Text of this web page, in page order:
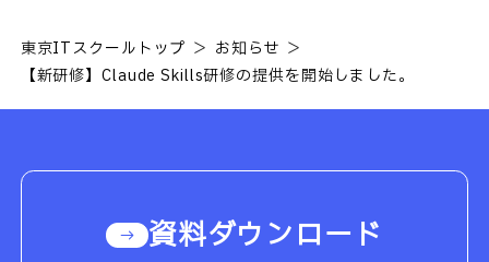
東京ITスクールトップ
お知らせ
【新研修】Claude Skills研修の提供を開始しました。
資料ダウンロード